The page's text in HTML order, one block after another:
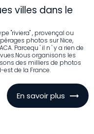
villes dans le
"riviera" , provençal ou
photos sur Nice,
Parcequ ' il n ' y a rien de
organisons les
des milliers de photos
de la France.
En savoir plus